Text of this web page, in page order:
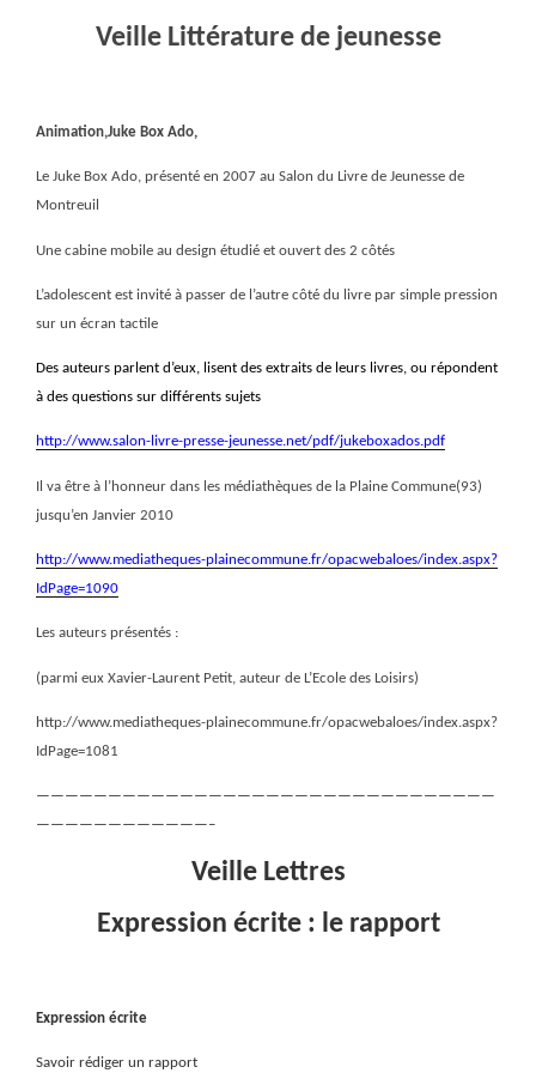
Veille Littérature de jeunesse
Animation,Juke Box Ado,
Le Juke Box Ado, présenté en 2007 au Salon du Livre de Jeunesse de
Montreuil
Une cabine mobile au design étudié et ouvert des 2 côtés
L’adolescent est invité à passer de l’autre côté du livre par simple pression
sur un écran tactile
Des auteurs parlent d’eux, lisent des extraits de leurs livres, ou répondent
à des questions sur différents sujets
http://www.salon-livre-presse-jeunesse.net/pdf/jukeboxados.pdf
Il va être à l’honneur dans les médiathèques de la Plaine Commune(93)
jusqu’en Janvier 2010
http://www.mediatheques-plainecommune.fr/opacwebaloes/index.aspx?
IdPage=1090
Les auteurs présentés :
(parmi eux Xavier-Laurent Petit, auteur de L’Ecole des Loisirs)
http://www.mediatheques-plainecommune.fr/opacwebaloes/index.aspx?
IdPage=1081
————————————————————————————————
————————————–
Veille Lettres
Expression écrite : le rapport
Expression écrite
Savoir rédiger un rapport